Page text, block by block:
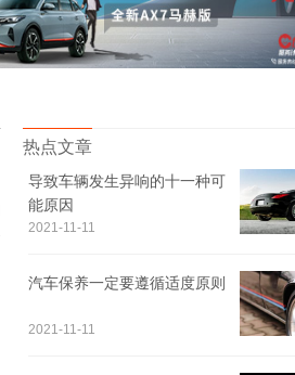
热点文章
导致车辆发生异响的十一种可
能原因
2021-11-11
汽车保养一定要遵循适度原则
2021-11-11